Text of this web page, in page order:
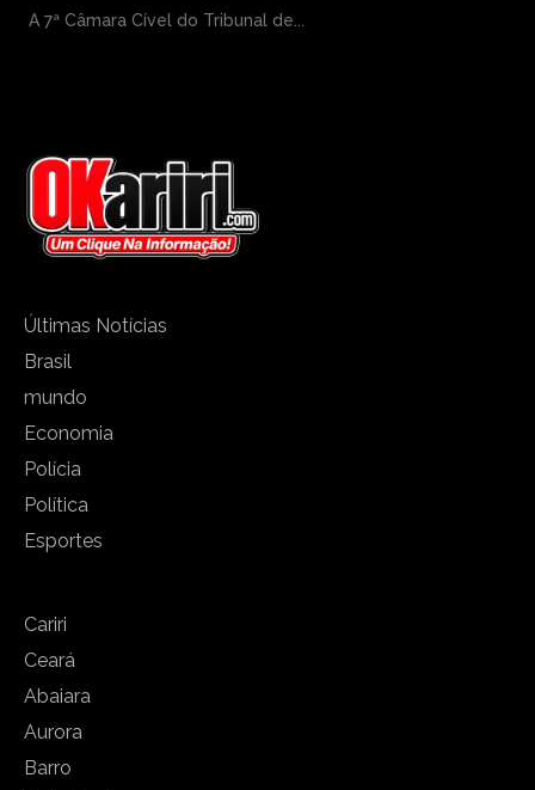
A 7ª Câmara Cível do Tribunal de...
Últimas Notícias
Brasil
mundo
Economia
Polícia
Política
Esportes
Cariri
Ceará
Abaiara
Aurora
Barro